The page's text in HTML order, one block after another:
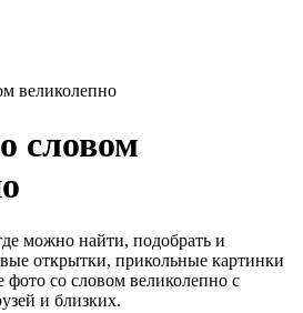
великолепно
словом
можно найти, подобрать и
открытки, прикольные картинки
со словом великолепно с
и близких.